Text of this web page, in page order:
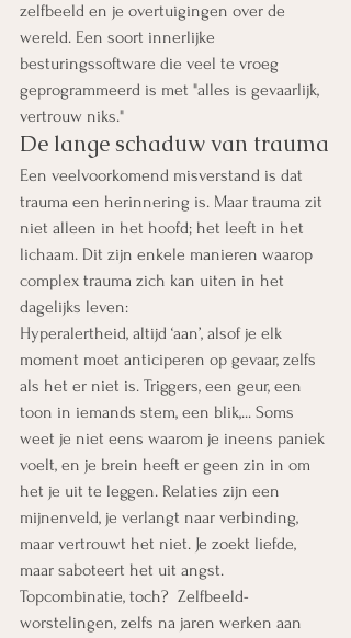
zelfbeeld en je overtuigingen over de
wereld. Een soort innerlijke
besturingssoftware die veel te vroeg
geprogrammeerd is met "alles is gevaarlijk,
vertrouw niks."
De lange schaduw van trauma
Een veelvoorkomend misverstand is dat
trauma een herinnering is. Maar trauma zit
niet alleen in het hoofd; het leeft in het
lichaam. Dit zijn enkele manieren waarop
complex trauma zich kan uiten in het
dagelijks leven:
Hyperalertheid, altijd ‘aan’, alsof je elk
moment moet anticiperen op gevaar, zelfs
als het er niet is. Triggers, een geur, een
toon in iemands stem, een blik,... Soms
weet je niet eens waarom je ineens paniek
voelt, en je brein heeft er geen zin in om
het je uit te leggen. Relaties zijn een
mijnenveld, je verlangt naar verbinding,
maar vertrouwt het niet. Je zoekt liefde,
maar saboteert het uit angst.
Topcombinatie, toch?  Zelfbeeld-
worstelingen, zelfs na jaren werken aan